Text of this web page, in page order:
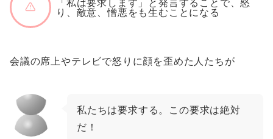
「私は要求します」と発言することで、怒
り、敵意、憎悪をも生むことになる
会議の席上やテレビで怒りに顔を歪めた人たちが
私たちは要求する。この要求は絶対
だ！